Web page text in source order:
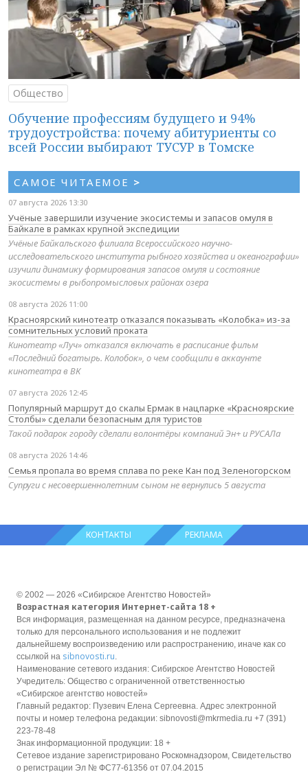
Общество
Обучение профессиям будущего и 94%
трудоустройства: почему абитуриенты со
всей России выбирают ТУСУР в Томске
САМОЕ ЧИТАЕМОЕ >
07 августа 2026 13:30
Учёные завершили изучение экосистемы и запасов омуля в
Байкале в рамках крупной экспедиции
Учёные Байкальского филиала Всероссийского научно-
исследовательского института рыбного хозяйства и океанографии»
изучили динамику формирования запасов омуля и состояние
экосистемы в рыбопромысловых районах озера
08 августа 2026 11:00
Красноярский кинотеатр отказался показывать «Колобка» из-за
сомнительных условий проката
Кинотеатр «Луч» отказался включать в расписание фильм
«Последний богатырь. Колобок», о чем сообщили в аккаунте
кинотеатра в ВК
07 августа 2026 12:45
Популярный маршрут до скалы Ермак в нацпарке «Красноярские
Столбы» сделали безопасным для туристов
Такой подарок городу сделали волонтёры компаний Эн+ и РУСАЛа
08 августа 2026 14:46
Семья пропала во время сплава по реке Кан под Зеленогорском
Супруги с несовершеннолетним сыном не вернулись 5 августа
КОНТАКТЫ РЕКЛАМА
© 2002 — 2026 «Сибирское Агентство Новостей»
Возрастная категория Интернет-сайта 18 +
Вся информация, размещенная на данном ресурсе, предназначена
только для персонального использования и не подлежит
дальнейшему воспроизведению или распространению, иначе как со
ссылкой на sibnovosti.ru.
Наименование сетевого издания: Сибирское Агентство Новостей
Учредитель: Общество с ограниченной ответственностью
«Сибирское агентство новостей»
Главный редактор: Пузевич Елена Сергеевна. Адрес электронной
почты и номер телефона редакции: sibnovosti@mkrmedia.ru +7 (391)
223-78-48
Знак информационной продукции: 18 +
Сетевое издание зарегистрировано Роскомнадзором, Свидетельство
о регистрации Эл № ФС77-61356 от 07.04.2015